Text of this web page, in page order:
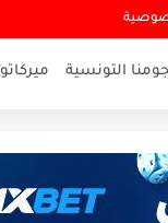
التونسية ميركاتو